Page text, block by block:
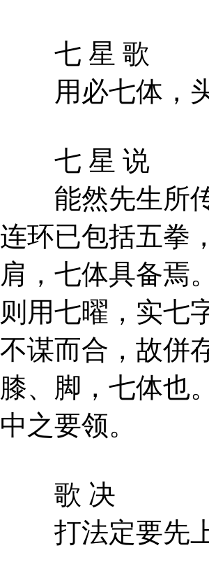
七 星 歌
用必七体，头
七 星 说
能然先生所传
连环已包括五拳
肩，七体具备焉
则用七曜，实七
不谋而合，故併
膝、脚，七体也
中之要领。
歌 决
打法定要先上